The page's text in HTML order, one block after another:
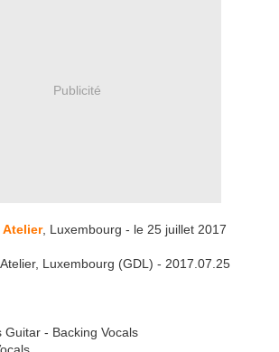
Publicité
Atelier, Luxembourg - le 25 juillet 2017
Luxembourg (GDL) - 2017.07.25
Guitar - Backing Vocals